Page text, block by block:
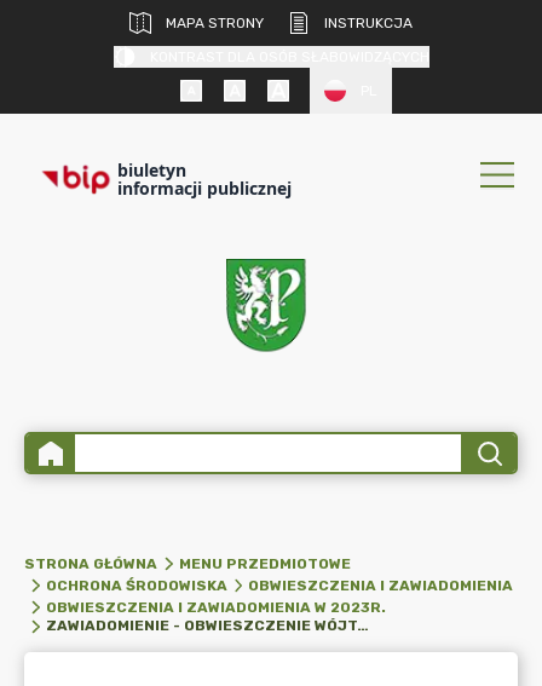
MAPA STRONY
INSTRUKCJA
biuletyn
informacji publicznej
STRONA GŁÓWNA
MENU PRZEDMIOTOWE
OCHRONA ŚRODOWISKA
OBWIESZCZENIA I ZAWIADOMIENIA
OBWIESZCZENIA I ZAWIADOMIENIA W 2023R.
ZAWIADOMIENIE - OBWIESZCZENIE WÓJTA GMINY PRUSZCZ GDAŃSKI GK.6220.2.14.2023.OŚ1/7 O WYDANIU DECYZJI O ŚRODOWISKOWYCH UWARUNKOWANIACH DLA PRZEDSIĘWZIĘCIA PN.: „BUDOWA BAZY LOGISTYCZNEJ WRAZ Z INFRASTRUKTURĄ TECHNICZNĄ NA DZIAŁKACH NR 354/45, 363/24, 364/6 OBRĘB JUSZKOWO W BĘDZIESZYNIE, GMINA PRUSZCZ GDAŃSKI, POWIAT GDAŃSKI, WOJ. POMORSKIE”